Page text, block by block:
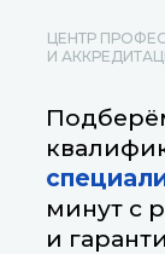
минут с
и
ЦЕНТР
И